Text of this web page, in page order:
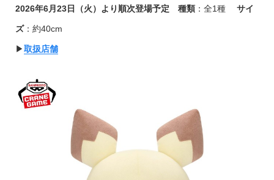
2026年6月23日（火）より順次登場予定 種類：全1種 サイ
ズ：約40cm
▶︎取扱店舗